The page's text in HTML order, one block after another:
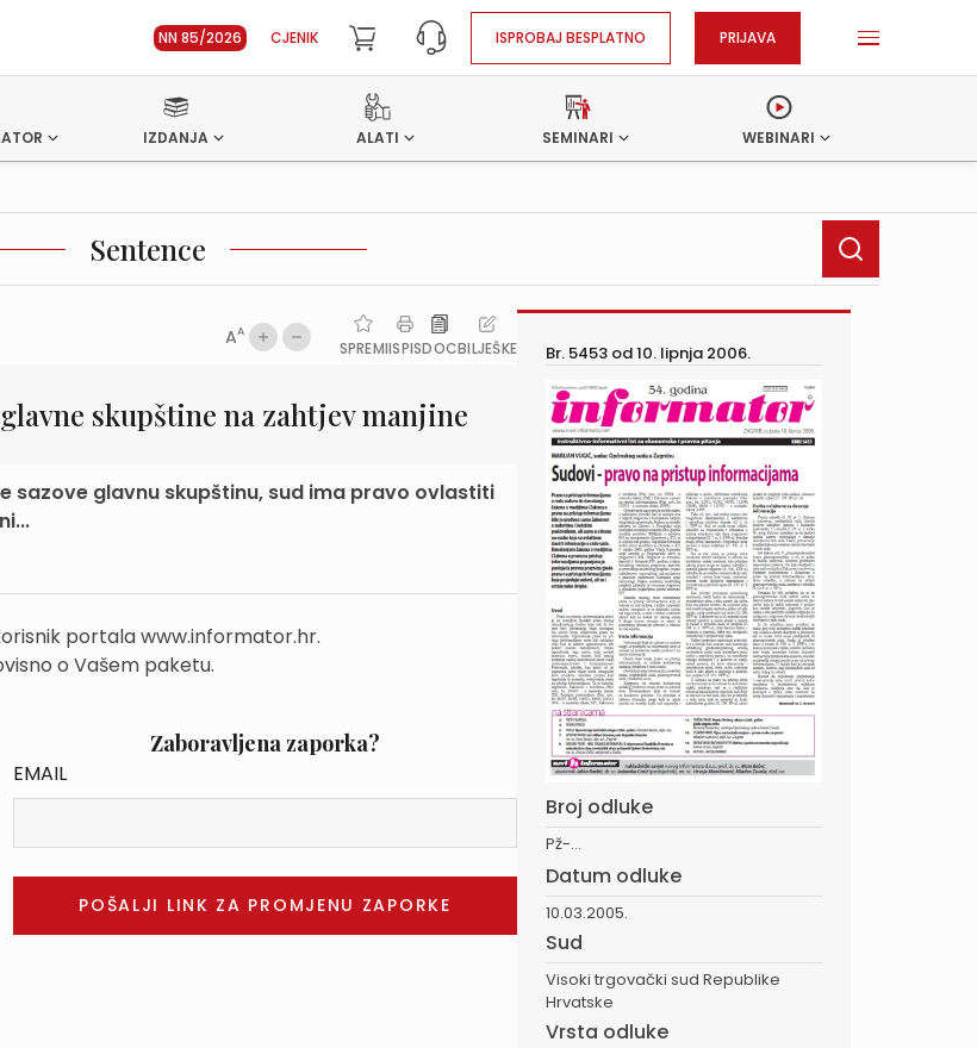
NN 85/2026 CJENIK ISPROBAJ BESPLATNO PRIJAVA
IZDANJA ALATI SEMINARI WEBINARI
Sentence
AA
SPREMIISPISDOCBILJEŠKE
skupštine na zahtjev manjine
sazove glavnu skupštinu, sud ima pravo ovlastiti
portala www.informator.hr.
o Vašem paketu.
Zaboravljena zaporka?
EMAIL
Br. 5453 od10. lipnja 2006.
Broj odluke
Pž-...
Datum odluke
10.03.2005.
Sud
Visoki trgovački sud Republike
Hrvatske
Vrsta odluke